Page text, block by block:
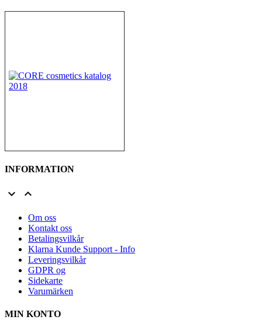
INFORMATION
 
Om oss
Kontakt oss
Betalingsvilkår
Klarna Kunde Support - Info
Leveringsvilkår
GDPR og
Sidekarte
Varumärken
MIN KONTO